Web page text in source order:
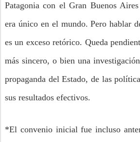
Patagonia con el Gran Buenos
era único en el mundo. Pero hablar
es un exceso retórico. Queda
más sincero, o bien una
propaganda del Estado, de las
sus resultados efectivos.
*El convenio inicial fue incluso